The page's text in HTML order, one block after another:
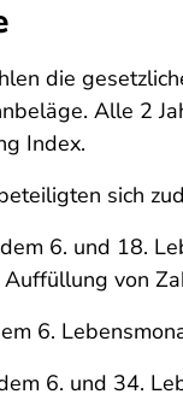
die
Alle 2
Index.
sich
6. und 18.
von
6.
6. und 34.